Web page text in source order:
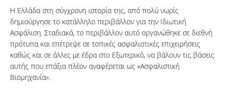
Η Ελλάδα στη σύγχρονη ιστορία της, από πολύ νωρίς
δημιούργησε το κατάλληλο περιβάλλον για την Ιδιωτική
Ασφάλιση. Σταδιακά, το περιβάλλον αυτό οργανώθηκε σε διεθνή
πρότυπα και επέτρεψε σε τοπικές ασφαλιστικές επιχειρήσεις
καθώς και σε άλλες με έδρα στο Εξωτερικό, να βάλουν τις βάσεις
αυτής που επάξια πλέον αναφέρεται ως «Ασφαλιστική
Βιομηχανία».